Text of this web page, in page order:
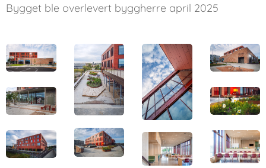
Bygget ble overlevert byggherre april 2025